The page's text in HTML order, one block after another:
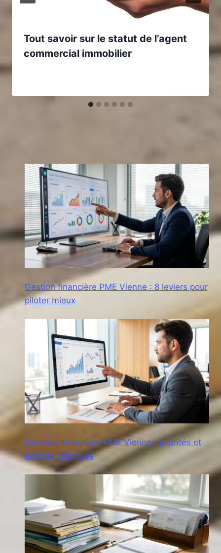
Tout savoir sur le statut de l’agent
commercial immobilier
Gestion financière PME Vienne : 8 leviers pour
piloter mieux
Direction financière PME Vienne : priorités et
bonnes pratiques